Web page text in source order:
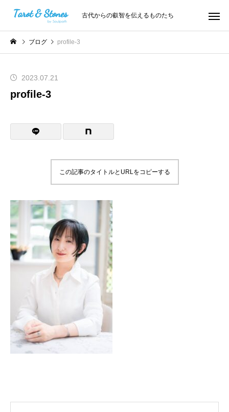
古代からの叡智を伝えるものたち
ブログ profile-3
2023.07.21
profile-3
この記事のタイトルとURLをコピーする